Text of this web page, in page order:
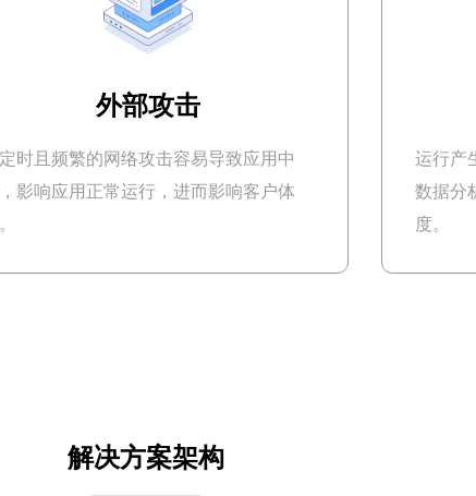
外部攻击
时且频繁的网络攻击容易导致应用中
影响应用正常运行，进而影响客户体
运行产
数据分
度。
解决方案架构